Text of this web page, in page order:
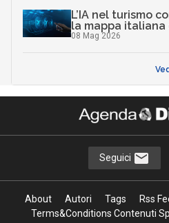
L’IA nel turismo
la mappa italiana
08 Mag 2026
Seguici
About Autori Tags Rss
Terms&Conditions Contenuti